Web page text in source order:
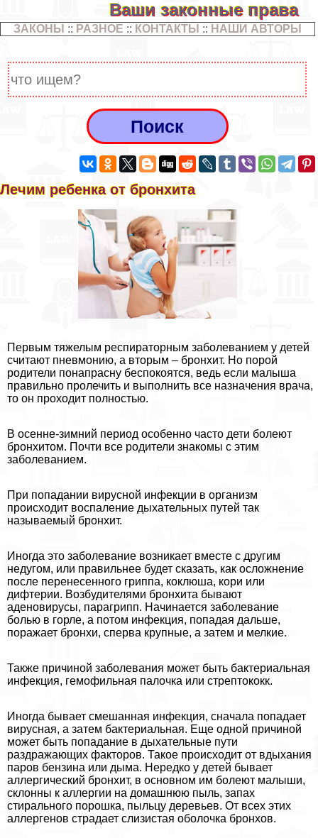
Ваши законные права
ЗАКОНЫ :: РАЗНОЕ :: КОНТАКТЫ :: НАШИ АВТОРЫ
Лечим ребенка от бронхита
Первым тяжелым респираторным заболеванием у детей
считают пневмонию, а вторым – бронхит. Но порой
родители понапрасну беспокоятся, ведь если малыша
правильно пролечить и выполнить все назначения врача,
то он проходит полностью.
В осенне-зимний период особенно часто дети болеют
бронхитом. Почти все родители знакомы с этим
заболеванием.
При попадании вирусной инфекции в организм
происходит воспаление дыхательных путей так
называемый бронхит.
Иногда это заболевание возникает вместе с другим
недугом, или правильнее будет сказать, как осложнение
после перенесенного гриппа, коклюша, кори или
дифтерии. Возбудителями бронхита бывают
аденовирусы, парагрипп. Начинается заболевание
болью в горле, а потом инфекция, попадая дальше,
поражает бронхи, сперва крупные, а затем и мелкие.
Также причиной заболевания может быть бактериальная
инфекция, гемофильная палочка или стрептококк.
Иногда бывает смешанная инфекция, сначала попадает
вирусная, а затем бактериальная. Еще одной причиной
может быть попадание в дыхательные пути
раздражающих факторов. Такое происходит от вдыхания
паров бензина или дыма. Нередко у детей бывает
аллергический бронхит, в основном им болеют малыши,
склонны к аллергии на домашнюю пыль, запах
стирального порошка, пыльцу деревьев. От всех этих
аллергенов страдает слизистая оболочка бронхов.